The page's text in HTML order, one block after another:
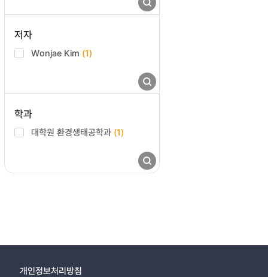
저자
Wonjae Kim (1)
학과
대학원 환경생태공학과 (1)
개인정보처리방침